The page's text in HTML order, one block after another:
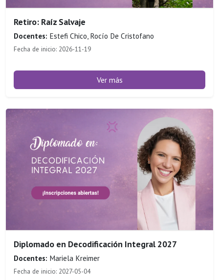
Retiro: Raíz Salvaje
Docentes: Estefi Chico, Rocío De Cristofano
Fecha de inicio: 2026-11-19
Ver más
Diplomado en Decodificación Integral 2027
Docentes: Mariela Kreimer
Fecha de inicio: 2027-05-04